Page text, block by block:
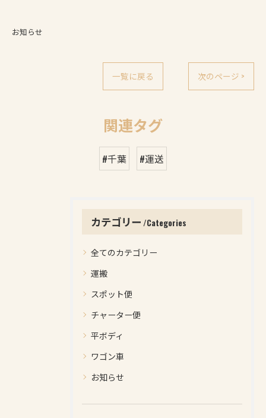
お知らせ
一覧に戻る 次のページ >
関連タグ
#千葉 #運送
カテゴリー Categories
全てのカテゴリー
運搬
スポット便
チャーター便
平ボディ
ワゴン車
お知らせ